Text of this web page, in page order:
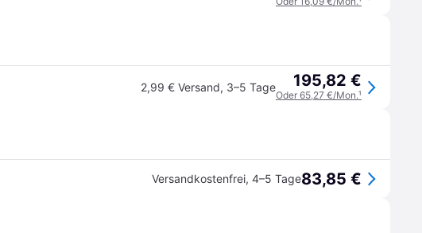
2,99 € Versand, 3–5 Tage 195,82 €
Oder 65,27 €/Mon.¹
Versandkostenfrei, 4–5 Tage83,85 €